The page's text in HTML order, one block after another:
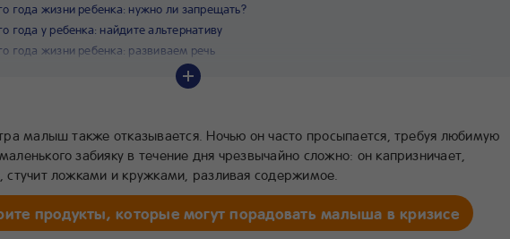
года жизни ребенка: нужно ли запрещать?
года у ребенка: найдите альтернативу
года жизни ребенка: развиваем речь
малыш также отказывается. Ночью он часто просыпается, требуя любимую
забияку в течение дня чрезвычайно сложно: он капризничает,
стучит ложками и кружками, разливая содержимое.
продукты, которые могут порадовать малыша в кризисе